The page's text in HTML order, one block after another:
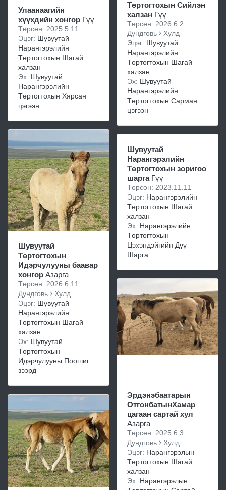
Улаанаагийн
хүүхдийн хонгор Гүү
Төрсөн: 2025.5.11
Эцэг: Шувуутай
Нарангэрэлийн
Төртогтохын Шагай
халзан
Эх: Шувуутай
Нарангэрэлийн
Төртогтохын Хярсан
цэгээн
Шувуутай
Төртогтохын
Идэрчулууны баавар
хонгор Азарга
Төрсөн: 2026.6.11
Дундговь
Хулд
Эцэг: Шувуутай
Нарангэрэлийн
Төртогтохын Шагай
халзан
Эх: Шувуутай
Төртогтохын
Идэрчулууны Поошиг
зээрд
Төртогтохын Сийлэн
халзан Гүү
Төрсөн: 2026.6.2
Дундговь
Хулд
Эцэг: Шувуутай
Нарангэрэлийн
Төртогтохын Шагай
халзан
Эх: Шувуутай
Нарангэрэлийн
Төртогтохын Сарман
цэгээн
Шувуутай
Нарангэрэлийн
Төртогтохын зоригоо
шаргаГүү
Төрсөн: 2023.11.11
Эцэг: Нарангэрэлийн
Төртогтохын Шагай
халзан
Эх: Нарангэрэлийн
Төртогтохын
Цэхэндэйгийн Дүү
Шарга
Эрдэнэбаатарын
ОтгонбатынХамар
цагаан сартай хул
Азарга
Төрсөн: 2025.6.3
Дундговь
Хулд
Эцэг: Нарангэрэлын
Төртогтохын Шагай
халзан
Эх: Нарангэрэлын